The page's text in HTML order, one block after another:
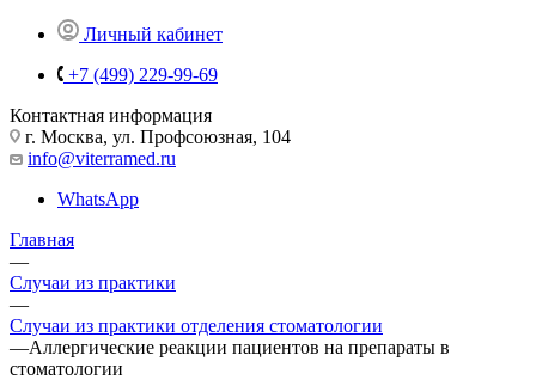
Личный кабинет
+7 (499) 229-99-69
Контактная информация
г. Москва, ул. Профсоюзная, 104
info@viterramed.ru
WhatsApp
Главная
—
Случаи из практики
—
Случаи из практики отделения стоматологии
—Аллергические реакции пациентов на препараты в
стоматологии